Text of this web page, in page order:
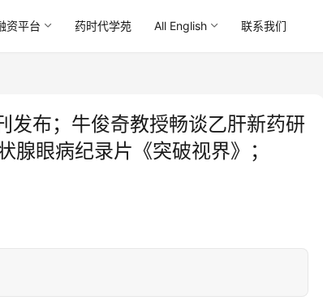
资平台 药时代学苑 All English 联系我们
发布；牛俊奇教授畅谈乙肝新药研
眼病纪录片《突破视界》；